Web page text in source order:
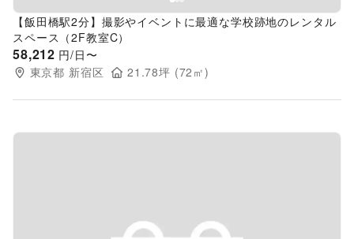
【飯田橋駅2分】撮影やイベントに最適な学校跡地のレンタル
スペース（2F教室C）
58,212 円/日〜
東京都 新宿区 21.78坪 (72 ㎡)